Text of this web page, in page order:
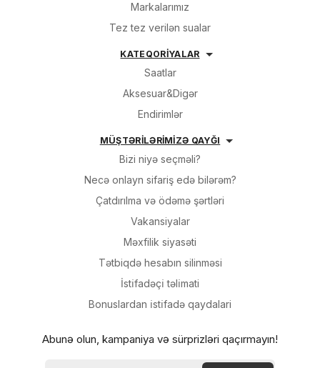
Markalarımız
Tez tez verilən sualar
KATEQORİYALAR
Saatlar
Aksesuar&Digər
Endirimlər
MÜŞTƏRİLƏRİMİZƏ QAYĞI
Bizi niyə seçməli?
Necə onlayn sifariş edə bilərəm?
Çatdırılma və ödəmə şərtləri
Vakansiyalar
Məxfilik siyasəti
Tətbiqdə hesabın silinməsi
İsti̇fadəçi̇ təli̇mati
Bonuslardan i̇sti̇fadə qaydalari
Abunə olun, kampaniya və sürprizləri qaçırmayın!